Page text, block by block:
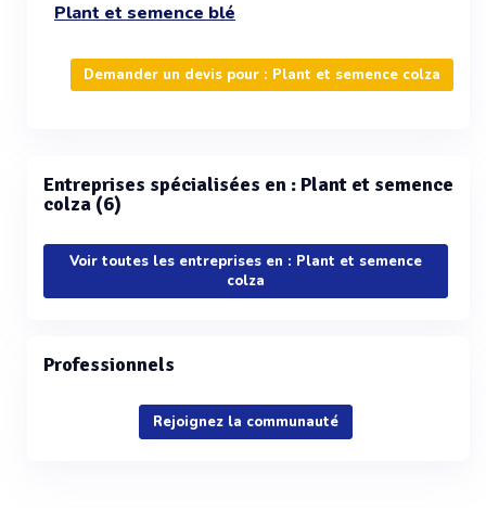
Plant et semence blé
Demander un devis pour : Plant et semence colza
Entreprises spécialisées en : Plant et semence
colza (6)
Voir toutes les entreprises en : Plant et semence
colza
Professionnels
Rejoignez la communauté